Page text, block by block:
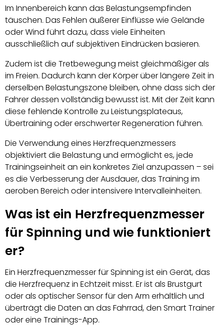
Im Innenbereich kann das Belastungsempfinden
täuschen. Das Fehlen äußerer Einflüsse wie Gelände
oder Wind führt dazu, dass viele Einheiten
ausschließlich auf subjektiven Eindrücken basieren.
Zudem ist die Tretbewegung meist gleichmäßiger als
im Freien. Dadurch kann der Körper über längere Zeit in
derselben Belastungszone bleiben, ohne dass sich der
Fahrer dessen vollständig bewusst ist. Mit der Zeit kann
diese fehlende Kontrolle zu Leistungsplateaus,
Übertraining oder erschwerter Regeneration führen.
Die Verwendung eines Herzfrequenzmessers
objektiviert die Belastung und ermöglicht es, jede
Trainingseinheit an ein konkretes Ziel anzupassen – sei
es die Verbesserung der Ausdauer, das Training im
aeroben Bereich oder intensivere Intervalleinheiten.
Was ist ein Herzfrequenzmesser
für Spinning und wie funktioniert
er?
Ein Herzfrequenzmesser für Spinning ist ein Gerät, das
die Herzfrequenz in Echtzeit misst. Er ist als Brustgurt
oder als optischer Sensor für den Arm erhältlich und
überträgt die Daten an das Fahrrad, den Smart Trainer
oder eine Trainings-App.